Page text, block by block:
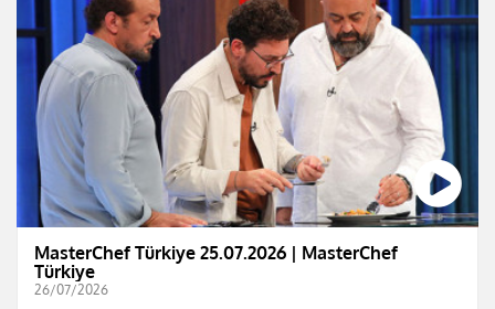
MasterChef Türkiye 25.07.2026 | MasterChef
Türkiye
26/07/2026